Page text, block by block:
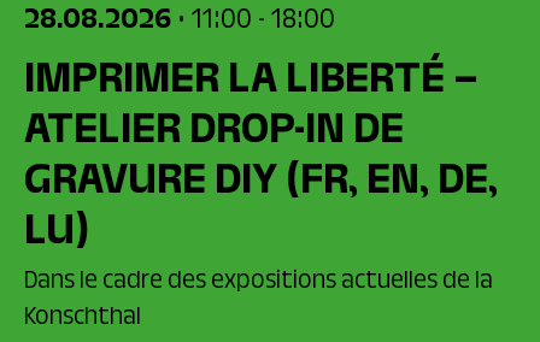
28.08.2026 • 11:00 - 18:00
IMPRIMER LA LIBERTÉ –
ATELIER DROP-IN DE
GRAVURE DIY(FR, EN, DE,
LU)
Dans le cadre des expositions actuelles de la
Konschthal